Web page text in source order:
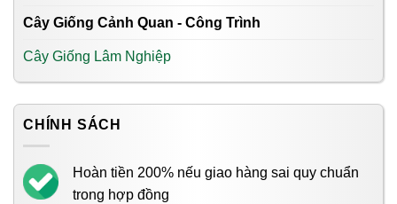
Cây Giống Cảnh Quan - Công Trình
Cây Giống Lâm Nghiệp
CHÍNH SÁCH
Hoàn tiền 200% nếu giao hàng sai quy chuẩn
trong hợp đồng